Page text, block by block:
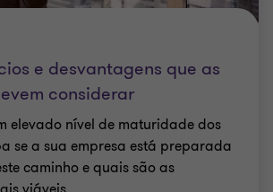
e desvantagens que as
considerar
elevado nível de maturidade dos
se a sua empresa está preparada
caminho e quais são as